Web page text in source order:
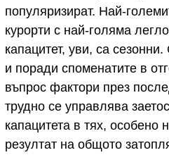
популяризират. Най-
курорти с най-голяма
капацитет, уви, са
и поради споменатите в
въпрос фактори през
трудно се управлява
капацитета в тях, особено
резултат на общото